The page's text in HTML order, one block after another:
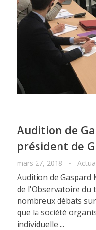
Audition de
président de
mars 27, 2018
Audition de Gaspard
de l'Observatoire du
nombreux débats
que la société
individuelle ...